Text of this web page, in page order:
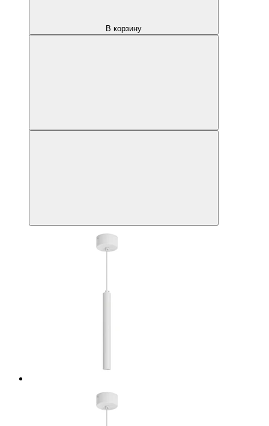
В корзину